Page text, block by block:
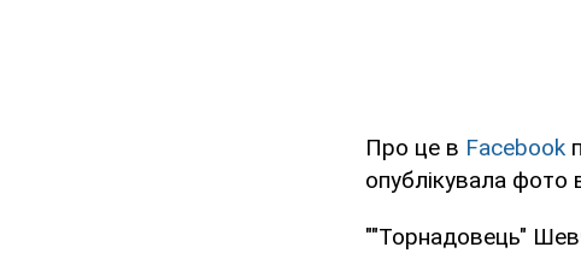
Про це в Facebook
опублікувала фото
""Торнадовець"